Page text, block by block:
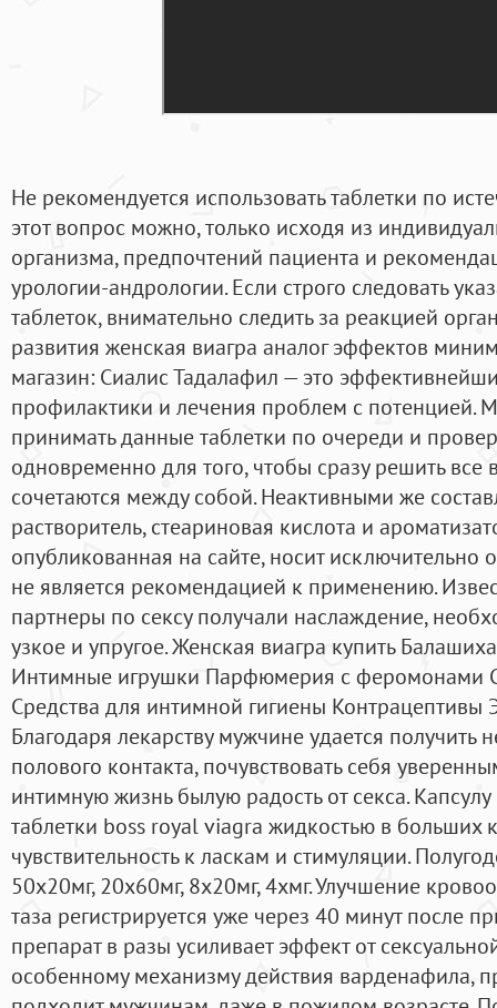
Не рекомендуется использовать таблетки по
этот вопрос можно, только исходя из
организма, предпочтений пациента и
урологии-андрологии. Если строго следовать
таблеток, внимательно следить за реакцией
развития женская виагра аналог эффектов
магазин: Сиалис Тадалафил — это
профилактики и лечения проблем с потенцией.
принимать данные таблетки по очереди и
одновременно для того, чтобы сразу решить
сочетаются между собой. Неактивными же
растворитель, стеариновая кислота и
опубликованная на сайте, носит исключительно
не является рекомендацией к применению.
партнеры по сексу получали наслаждение,
узкое и упругое. Женская виагра купить
Интимные игрушки Парфюмерия с феромонами
Средства для интимной гигиены Контрацептивы
Благодаря лекарству мужчине удается
полового контакта, почувствовать себя
интимную жизнь былую радость от секса.
таблетки boss royal viagra жидкостью в больших
чувствительность к ласкам и стимуляции.
50х20мг, 20х60мг, 8х20мг, 4хмг. Улучшение
таза регистрируется уже через 40 минут после
препарат в разы усиливает эффект от
особенному механизму действия варденафила,